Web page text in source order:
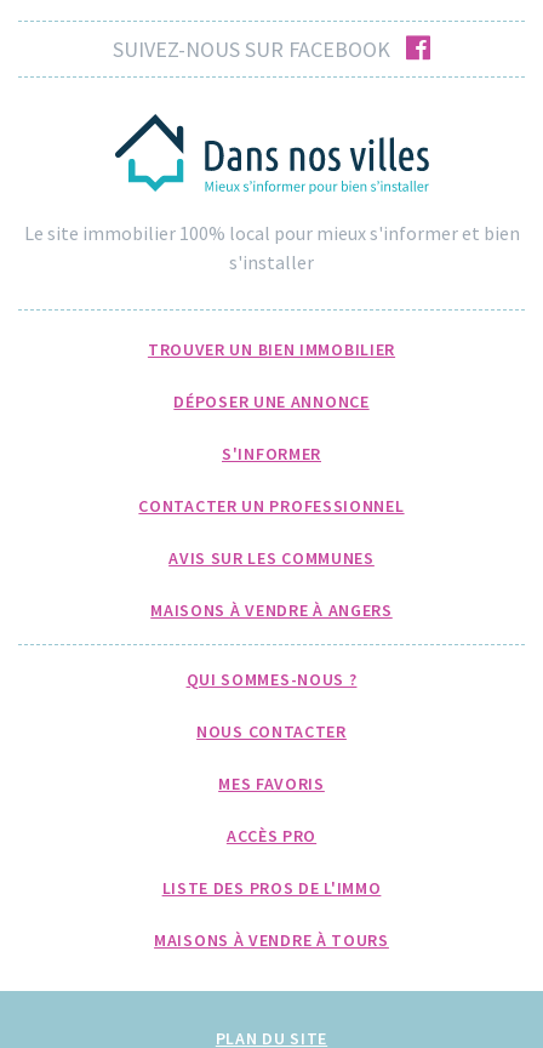
SUIVEZ-NOUS SUR FACEBOOK facebook
Le site immobilier 100% local pour mieux s'informer et bien
s'installer
TROUVER UN BIEN IMMOBILIER
DÉPOSER UNE ANNONCE
S'INFORMER
CONTACTER UN PROFESSIONNEL
AVIS SUR LES COMMUNES
MAISONS À VENDRE À ANGERS
QUI SOMMES-NOUS ?
NOUS CONTACTER
MES FAVORIS
ACCÈS PRO
LISTE DES PROS DE L'IMMO
MAISONS À VENDRE À TOURS
PLAN DU SITE